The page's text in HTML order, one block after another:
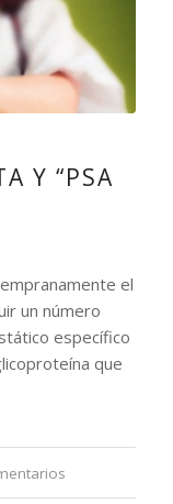
Y “PSA
el
un número
específico
que